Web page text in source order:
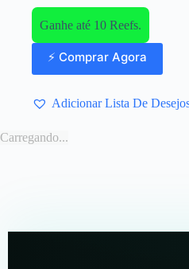
Ganhe até 10 Reefs.
⚡ Comprar Agora
Adicionar Lista De
Carregando...